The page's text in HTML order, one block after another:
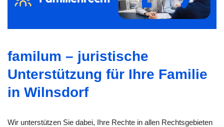
familum – juristische
Unterstützung für Ihre Familie
in Wilnsdorf
Wir unterstützen Sie dabei, Ihre Rechte in allen Rechtsgebieten